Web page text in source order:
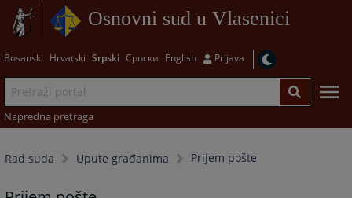
Osnovni sud u Vlasenici
Bosanski Hrvatski Srpski Српски English Prijava
Napredna pretraga
Rad suda Upute građanima Prijem pošte